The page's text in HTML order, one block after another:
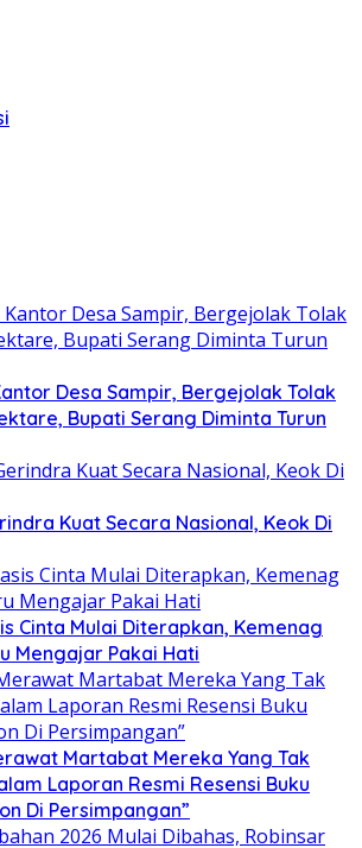
Desa Sampir, Bergejolak Tolak
Bupati Serang Diminta Turun
Kuat Secara Nasional, Keok Di
Cinta Mulai Diterapkan, Kemenag
Mengajar Pakai Hati
Martabat Mereka Yang Tak
Laporan Resmi Resensi Buku
Di Persimpangan”